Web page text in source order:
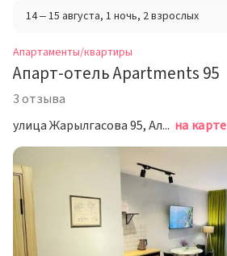
14 – 15 августа, 1 ночь, 2 взрослых
Апартаменты/квартиры
Апарт-отель Apartments 95
3 отзыва
улица Жарылгасова 95, Алматы на карте